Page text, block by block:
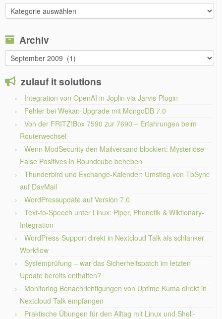
Weitere
Themen
Archiv
Archiv
zulauf it solutions
Integration von OpenAI in Joplin via Jarvis-Plugin
Fehler bei Wekan-Upgrade mit MongoDB 7.0
Von der FRITZ!Box 7590 zur 7690 – Erfahrungen beim
Routerwechsel
Wenn ModSecurity den Mailversand blockiert: Mysteriöse
False Positives in Roundcube beheben
Thunderbird und Exchange-Kalender: Umstieg von TbSync
auf DavMail
WordPressupdate auf Version 7.0
Text-to-Speech unter Linux: Piper, Phonetik & Wiktionary-
Integration
WordPress-Support direkt in Nextcloud Talk als schlanker
Workflow
Systemprüfung – war das Sicherheitspatch im letzten
Update bereits enthalten?
Monitoring Benachrichtigungen von Uptime Kuma direkt in
Nextcloud Talk empfangen
Praktische Übungen für den Alltag mit Linux und Shell-